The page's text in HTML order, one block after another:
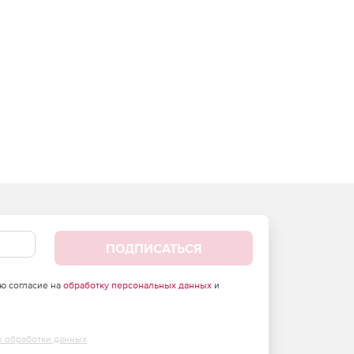
ПОДПИСАТЬСЯ
согласие на обработку персональных данныхи
обработки данных